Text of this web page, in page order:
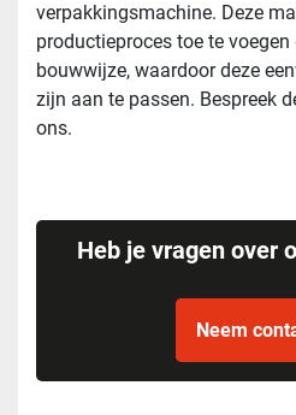
verpakkingsmachine. Deze
productieproces toe te
bouwwijze, waardoor deze
zijn aan te passen. Bespreek
ons.
Heb je vragen over
Neem